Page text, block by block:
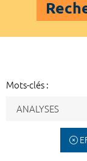
Mots-clés :